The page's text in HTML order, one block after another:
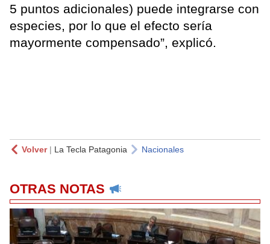
5 puntos adicionales) puede integrarse con
especies, por lo que el efecto sería
mayormente compensado”, explicó.
Volver| La Tecla Patagonia Nacionales
OTRAS NOTAS